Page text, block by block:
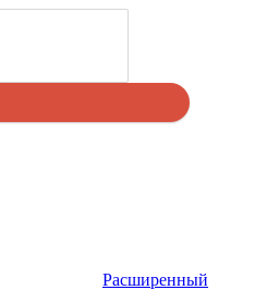
Расширенный